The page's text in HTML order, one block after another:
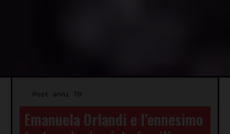
Post anni 70
Emanuela Orlandi e l’ennesimo